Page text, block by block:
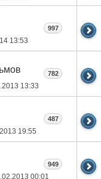
13:53
997
13:33
782
19:55
487
00:01
949